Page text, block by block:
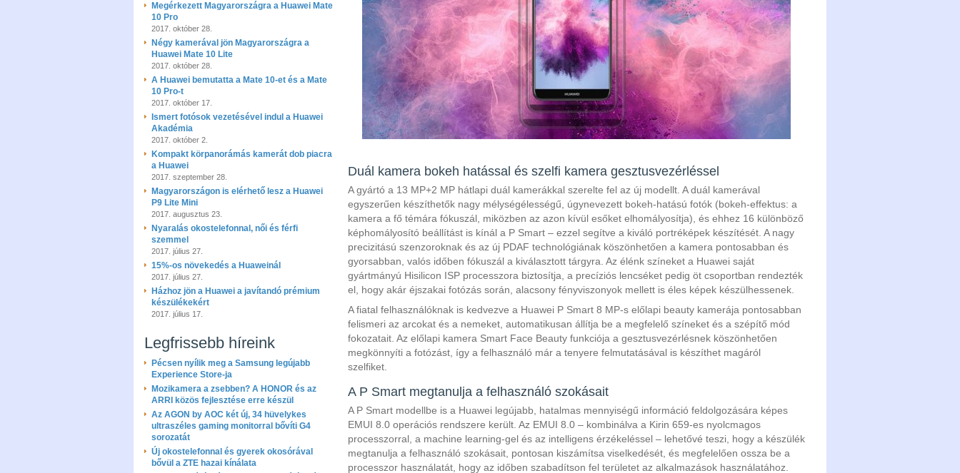
Megérkezett Magyarországra a Huawei Mate
10 Pro
2017. október 28.
Négy kamerával jön Magyarországra a
Huawei Mate 10 Lite
2017. október 28.
A Huawei bemutatta a Mate 10-et és a Mate
10 Pro-t
2017. október 17.
Ismert fotósok vezetésével indul a Huawei
Akadémia
2017. október 2.
Kompakt körpanorámás kamerát dob piacra
a Huawei
2017. szeptember 28.
Magyarországon is elérhető lesz a Huawei
P9 Lite Mini
2017. augusztus 23.
Nyaralás okostelefonnal, női és férfi
szemmel
2017. július 27.
15%-os növekedés a Huaweinál
2017. július 27.
Házhoz jön a Huawei a javítandó prémium
készülékekért
2017. július 17.
Legfrissebb híreink
Pécsen nyílik meg a Samsung legújabb
Experience Store-ja
Mozikamera a zsebben? A HONOR és az
ARRI közös fejlesztése erre készül
Az AGON by AOC két új, 34 hüvelykes
ultraszéles gaming monitorral bővíti G4
sorozatát
Új okostelefonnal és gyerek okosórával
bővül a ZTE hazai kínálata
Duál kamera bokeh hatással és szelfi kamera gesztusvezérléssel
A gyártó a 13 MP+2 MP hátlapi duál kamerákkal szerelte fel az új modellt. A duál kamerával
egyszerűen készíthetők nagy mélységélességű, úgynevezett bokeh-hatású fotók (bokeh-effektus: a
kamera a fő témára fókuszál, miközben az azon kívül esőket elhomályosítja), és ehhez 16 különböző
képhomályosító beállítást is kínál a P Smart – ezzel segítve a kiváló portréképek készítését. A nagy
precizitású szenzoroknak és az új PDAF technológiának köszönhetően a kamera pontosabban és
gyorsabban, valós időben fókuszál a kiválasztott tárgyra. Az élénk színeket a Huawei saját
gyártmányú Hisilicon ISP processzora biztosítja, a precíziós lencséket pedig öt csoportban rendezték
el, hogy akár éjszakai fotózás során, alacsony fényviszonyok mellett is éles képek készülhessenek.
A fiatal felhasználóknak is kedvezve a Huawei P Smart 8 MP-s előlapi beauty kamerája pontosabban
felismeri az arcokat és a nemeket, automatikusan állítja be a megfelelő színeket és a szépítő mód
fokozatait. Az előlapi kamera Smart Face Beauty funkciója a gesztusvezérlésnek köszönhetően
megkönnyíti a fotózást, így a felhasználó már a tenyere felmutatásával is készíthet magáról
szelfiket.
A P Smart megtanulja a felhasználó szokásait
A P Smart modellbe is a Huawei legújabb, hatalmas mennyiségű információ feldolgozására képes
EMUI 8.0 operációs rendszere került. Az EMUI 8.0 – kombinálva a Kirin 659-es nyolcmagos
processzorral, a machine learning-gel és az intelligens érzékeléssel – lehetővé teszi, hogy a készülék
megtanulja a felhasználó szokásait, pontosan kiszámítsa viselkedését, és megfelelően ossza be a
processzor használatát, hogy az időben szabadítson fel területet az alkalmazások használatához.